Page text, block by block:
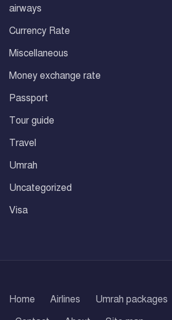
airways
Currency Rate
Miscellaneous
Money exchange rate
Passport
Tour guide
Travel
Umrah
Uncategorized
Visa
Home Airlines Umrah packages